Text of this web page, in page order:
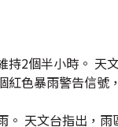
2個半小時。 天
色暴雨警告信號
。 天文台指出，